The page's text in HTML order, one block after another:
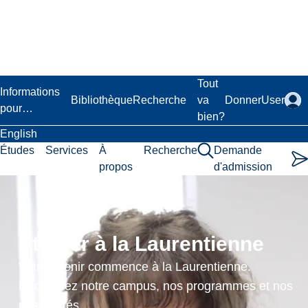
Informations
pour…
BibliothèqueRecherche
Tout
va
bien?
DonnerUser
English
Études
Services
À
propos
Recherche
Demande
d'admission
Étudier à la Laurentienne
Votre avenir commence à la Laurentienne.
Découvrez notre campus, nos programmes et nos
possibilités.
Welfare
Issues